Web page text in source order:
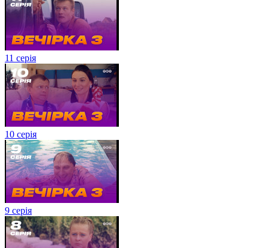
11 серія
10 серія
9 серія